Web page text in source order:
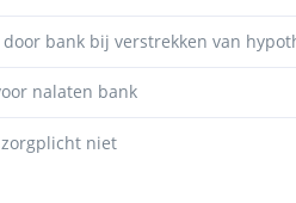
door bank bij verstrekken van
nalaten bank
niet